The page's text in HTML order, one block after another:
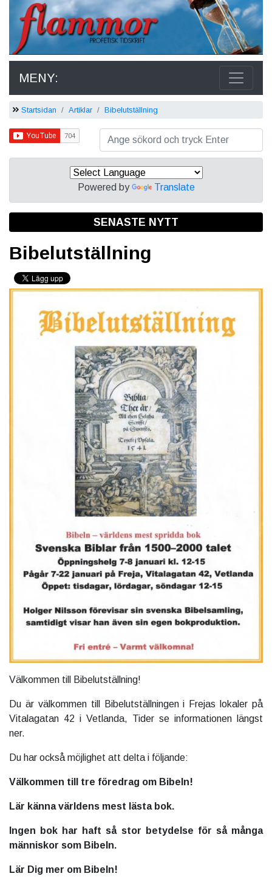
MENY:
Startsidan Artiklar Bibelutställning
Powered by Translate
SENASTE NYTT
Bibelutställning
Välkommen till Bibelutställning!
Du är välkommen till Bibelutställningen i Frejas lokaler på
Vitalagatan 42 i Vetlanda, Tider se informationen längst
ner.
Du har också möjlighet att delta i följande:
Välkommen till tre föredrag om Bibeln!
Lär känna världens mest lästa bok.
Ingen bok har haft så stor betydelse för så många
människor som Bibeln.
Lär Dig mer om Bibeln!